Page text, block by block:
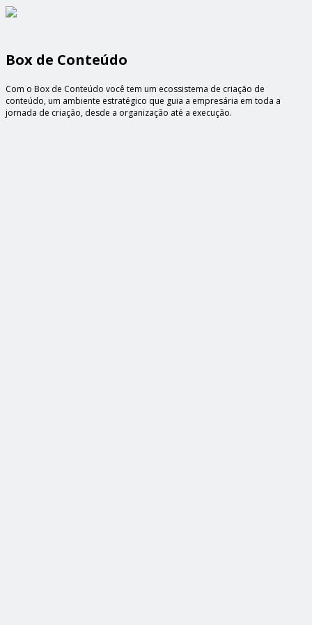
Box de Conteúdo
Com o Box de Conteúdo você tem um ecossistema de criação de
conteúdo, um ambiente estratégico que guia a empresária em toda a
jornada de criação, desde a organização até a execução.